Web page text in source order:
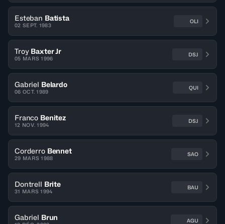
Esteban Batista
02 SEPT. 1983
OLI
Troy Baxter Jr
05 MARS 1996
DSJ
Gabriel Belardo
06 OCT. 1989
QUI
Franco Benitez
12 NOV. 1994
DSJ
Corderro Bennet
29 MARS 1988
SAO
Dontrell Brite
31 MARS 1994
BAU
Gabriel Brun AGU